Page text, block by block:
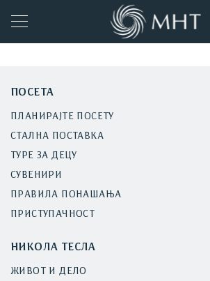
ПОСЕТА
ПЛАНИРАЈТЕ ПОСЕТУ
СТАЛНА ПОСТАВКА
ТУРЕ ЗА ДЕЦУ
СУВЕНИРИ
ПРАВИЛА ПОНАШАЊА
ПРИСТУПАЧНОСТ
НИКОЛА ТЕСЛА
ЖИВОТ И ДЕЛО